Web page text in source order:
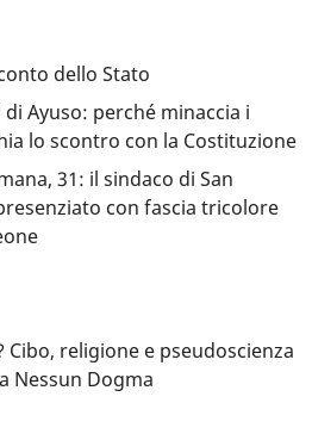
dello Stato
Ayuso: perché minaccia i
lo scontro con la Costituzione
31: il sindaco di San
con fascia tricolore
religione e pseudoscienza
Nessun Dogma